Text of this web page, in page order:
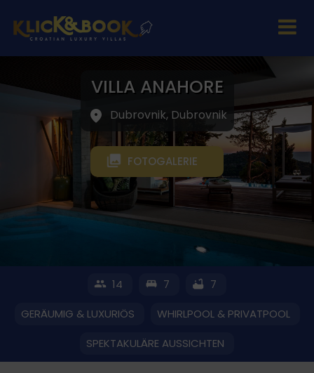
VILLA ANAHORE
Dubrovnik, Dubrovnik
FOTOGALERIE
14 7
7
GERÄUMIG & LUXURIÖS
WHIRLPOOL & PRIVATPOOL
SPEKTAKULÄRE AUSSICHTEN